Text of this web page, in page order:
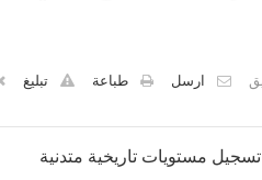
في مسيرة نولان؟
بتسريب نفايات طبية خطرة
ارسل طباعة تبليغ